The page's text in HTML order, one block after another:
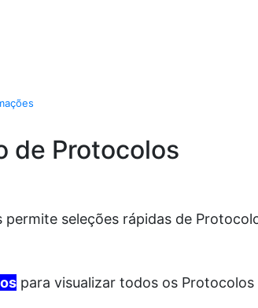
de Protocolos
permite seleções rápidas de
para visualizar todos os